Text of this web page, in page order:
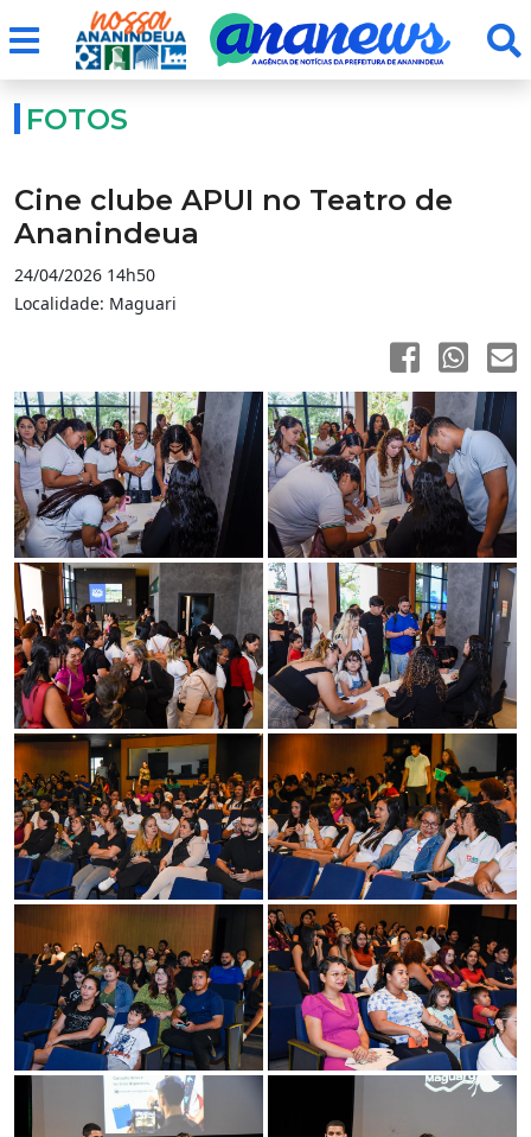
FOTOS
Cine clube APUI no Teatro de
Ananindeua
24/04/2026 14h50
Localidade: Maguari